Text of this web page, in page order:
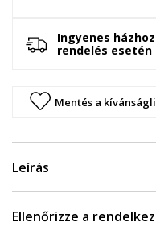
Ingyenes
rendelés esetén
Mentés a
Leírás
Ellenőrizze a